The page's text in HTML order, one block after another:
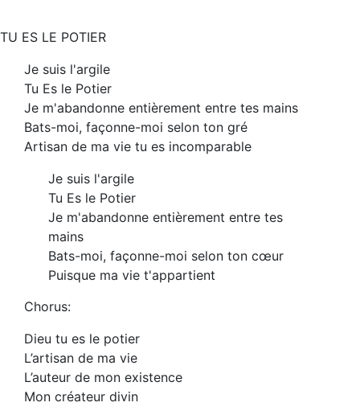
TU ES LE POTIER
Je suis l'argile
Tu Es le Potier
Je m'abandonne entièrement entre tes mains
Bats-moi, façonne-moi selon ton gré
Artisan de ma vie tu es incomparable
Je suis l'argile
Tu Es le Potier
Je m'abandonne entièrement entre tes
mains
Bats-moi, façonne-moi selon ton cœur
Puisque ma vie t'appartient
Chorus:
Dieu tu es le potier
L’artisan de ma vie
L’auteur de mon existence
Mon créateur divin